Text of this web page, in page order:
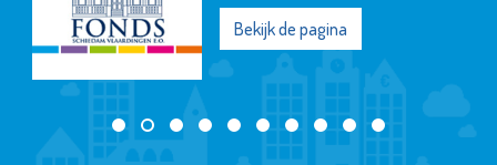
Bekijk de pagina